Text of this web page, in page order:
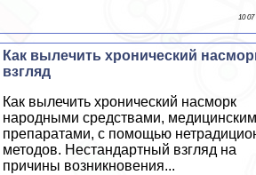
10 07
Как вылечить хронический
взгляд
Как вылечить хронический насморк
народными средствами,
препаратами, с помощью
методов. Нестандартный взгляд на
причины возникновения...